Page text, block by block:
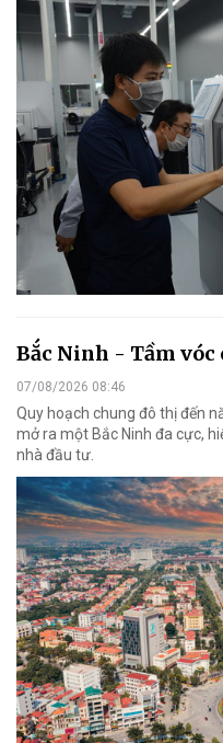
Bắc Ninh - Tầm vóc
07/08/2026 08:46
Quy hoạch chung đô thị đến
mở ra một Bắc Ninh đa cực,
nhà đầu tư.